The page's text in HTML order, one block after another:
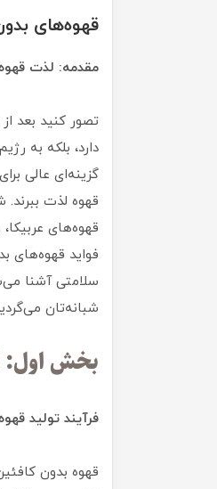
قهوه‌های
مقدمه: لذت
تصور کنید بعد
دارد، بلکه به
گزینه‌ای عالی
قهوه لذت ببرند.
قهوه‌های
فواید قهوه‌های
سلامتی آشنا
شبانه‌تان
بخش اول:
فرآیند تولید